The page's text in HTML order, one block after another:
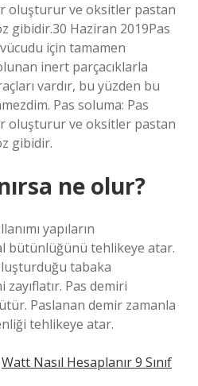
oluşturur ve oksitler pastan
gibidir.30 Haziran 2019Pas
için tamamen
inert parçacıklarla
vardır, bu yüzden bu
Pas soluma: Pas
oluşturur ve oksitler pastan
gibidir.
ne olur?
yapıların
bütünlüğünü tehlikeye atar.
tabaka
Pas demiri
Paslanan demir zamanla
tehlikeye atar.
Watt Nasıl Hesaplanır 9 Sınıf